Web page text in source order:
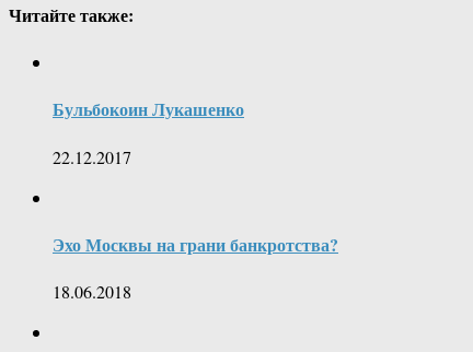
Читайте также:
Бульбокоин Лукашенко
22.12.2017
Эхо Москвы на грани банкротства?
18.06.2018